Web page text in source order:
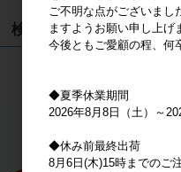
検索
ご不明な点がございまし
ますようお願い申し上げ
今後ともご愛顧の程、何
◆夏季休業期間
2026年8月8日（土）～
◆休み前最終出荷
8月6日(木)15時までのご